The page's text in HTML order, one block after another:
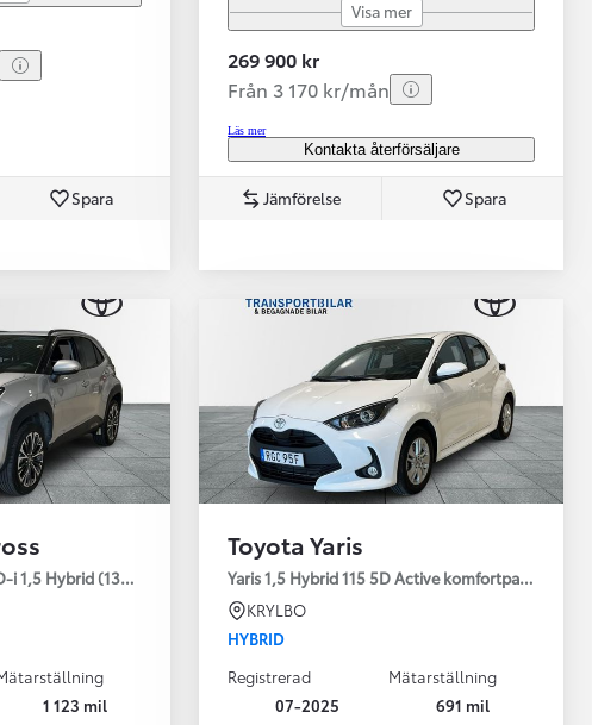
Spara
Visa mer
269 900 kr
Från 3 170 kr/mån
Läs mer
Kontakta återförsäljare
Jämförelse Spara
i 1,5 Hybrid (130HK) Style V-hjul
1 123 mil
Toyota Yaris
Yaris 1,5 Hybrid 115 5D Active komfortpaket
KRYLBO
HYBRID
Registrerad
07-2025
Mätarställning
691 mil